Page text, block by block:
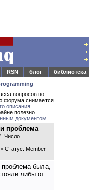
RSN блог
библиотека
вопросов по
форума снимается
описания
полезно
документом
проблема
Число
Статус: Member
проблема была,
либы от